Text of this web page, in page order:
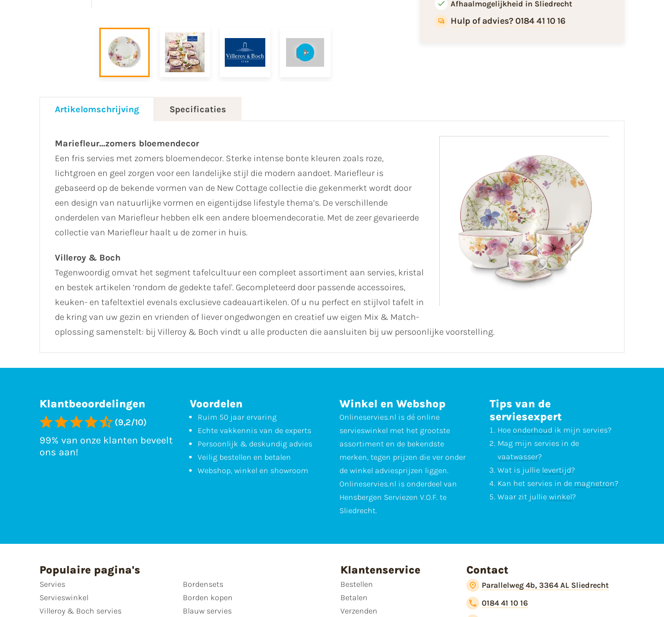
Afhaalmogelijkheid in Sliedrecht
Hulp of advies? 0184 41 10 16
Artikelomschrijving Specificaties
Mariefleur...zomers bloemendecor
Een fris servies met zomers bloemendecor. Sterke intense bonte kleuren zoals roze,
lichtgroen en geel zorgen voor een landelijke stijl die modern aandoet. Mariefleur is
gebaseerd op de bekende vormen van de New Cottage collectie die gekenmerkt wordt door
een design van natuurlijke vormen en eigentijdse lifestyle thema’s. De verschillende
onderdelen van Mariefleur hebben elk een andere bloemendecoratie. Met de zeer gevarieerde
collectie van Mariefleur haalt u de zomer in huis.
Villeroy & Boch
Tegenwoordig omvat het segment tafelcultuur een compleet assortiment aan servies, kristal
en bestek artikelen ‘rondom de gedekte tafel'. Gecompleteerd door passende accessoires,
keuken- en tafeltextiel evenals exclusieve cadeauartikelen. Of u nu perfect en stijlvol tafelt in
de kring van uw gezin en vrienden of liever ongedwongen en creatief uw eigen Mix & Match-
oplossing samenstelt: bij Villeroy & Boch vindt u alle producten die aansluiten bij uw persoonlijke voorstelling.
Klantbeoordelingen
(9,2/10)
99% van onze klanten beveelt
ons aan!
Voordelen
Ruim 50 jaar ervaring
Echte vakkennis van de experts
Persoonlijk & deskundig advies
Veilig bestellen en betalen
Webshop, winkel en showroom
Winkel en Webshop
Onlineservies.nl is dé online
servieswinkel met het grootste
assortiment en de bekendste
merken, tegen prijzen die ver onder
de winkel adviesprijzen liggen.
Onlineservies.nl is onderdeel van
Hensbergen Serviezen V.O.F. te
Sliedrecht.
Tips van de
serviesexpert
Hoe onderhoud ik mijn servies?
Mag mijn servies in de
vaatwasser?
Wat is jullie levertijd?
Kan het servies in de magnetron?
Waar zit jullie winkel?
Populaire pagina's
Servies
Servieswinkel
Villeroy & Boch servies
Bordensets
Borden kopen
Blauw servies
Klantenservice
Bestellen
Betalen
Verzenden
Contact
Parallelweg 4b, 3364 AL Sliedrecht
0184 41 10 16